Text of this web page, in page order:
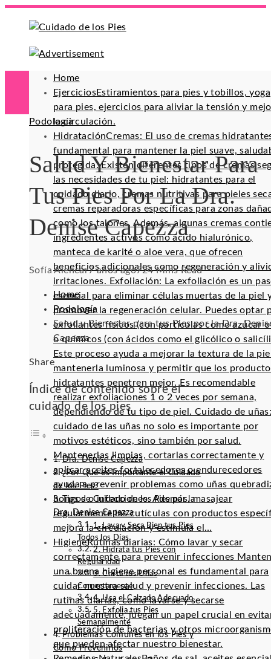
Home
EjerciciosEstiramientos para pies y tobillos, yoga
para pies, ejercicios para aliviar la tensión y
la circulación.
HidrataciónCremas: El uso de cremas
fundamental para mantener la piel suave,
protegida. Existen diferentes tipos de cremas
las necesidades de tu piel: hidratantes para el
cuidado diario, cremas nutritivas para pieles
cremas reparadoras específicas para zonas
como los talones. Además, algunas cremas
ingredientes activos como ácido hialurónico,
manteca de karité o aloe vera, que ofrecen
beneficios adicionales como regeneración y
irritaciones. Exfoliación: La exfoliación es un
esencial para eliminar células muertas de la piel
promover la regeneración celular. Puedes optar
exfoliantes físicos (con partículas como azúcar o
o químicos (con ácidos como el glicólico o
Este proceso ayuda a mejorar la textura de la
mantenerla luminosa y permitir que los
hidratantes penetren mejor. Es recomendable
realizar exfoliaciones 1 o 2 veces por semana,
dependiendo de tu tipo de piel. Cuidado de
cuidado de las uñas no solo es importante por
motivos estéticos, sino también por salud.
Mantenerlas limpias, cortarlas correctamente y
aplicar aceites fortalecedores o endurecedores
ayuda a prevenir problemas como uñas
hongos o infecciones. Además, masajear
regularmente las cutículas con productos
mejora la circulación y estimula el…
HigieneRutinas diarias: Cómo lavar y secar
correctamente para prevenir infecciones
una buena higiene personal es fundamental para
cuidar nuestra salud y prevenir infecciones. Las
rutinas diarias, como lavarse y secarse
adecuadamente, juegan un papel crucial en
proliferación de bacterias y otros
que pueden afectar nuestro bienestar.
Podología
Salud Y Bienestar Para
Tus Pies Por La Dra.
Denise Capezza
Sofía Alencar7 años ago724 Mins Read
Home
Podología
Salud y Bienestar para tus Pies por la Dra.
Capezza
Facebook
Twitter
LinkedIn
Pinterest
Stumbleupon
Email
Share
Índice de contenido sobre el
cuidado de los pies
Dra. Denise Capezza
¿Por Qué es Importante el Cuidado
de los Pies?
Tips de Cuidado de los Pies por la
Dra. Denise Capezza
1. Lava y Seca Bien tus Pies
Todos los Días
2. Hidrata tus Pies con
Regularidad
3. Corta tus Uñas
Correctamente
4. Usa el Calzado Adecuado
5. Exfolia tus Pies
Semanalmente
Problemas Comunes en los Pies y
Cómo Prevenirlos